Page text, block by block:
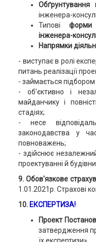
Обґрунтування
інженера-
Типові форми
інженера-
Напрямки
- виступає в ролі
питань реалізації
- займається підбором
- об’єктивно і
майданчику і
стадіях;
- несе
законодавства у
повноважень;
- здійснює
проектуванні й
9. Обов'язкове
1.01.2021р. Страхові
10.ЕКСПЕРТИЗА!
Проект
затвердження